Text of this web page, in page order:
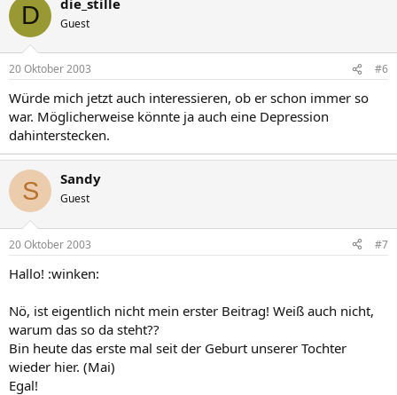
D Guest
20 Oktober 2003 #6
Würde mich jetzt auch interessieren, ob er schon immer so
war. Möglicherweise könnte ja auch eine Depression
dahinterstecken.
S Sandy
Guest
20 Oktober 2003 #7
Hallo! :winken:
Nö, ist eigentlich nicht mein erster Beitrag! Weiß auch nicht,
warum das so da steht??
Bin heute das erste mal seit der Geburt unserer Tochter
wieder hier. (Mai)
Egal!